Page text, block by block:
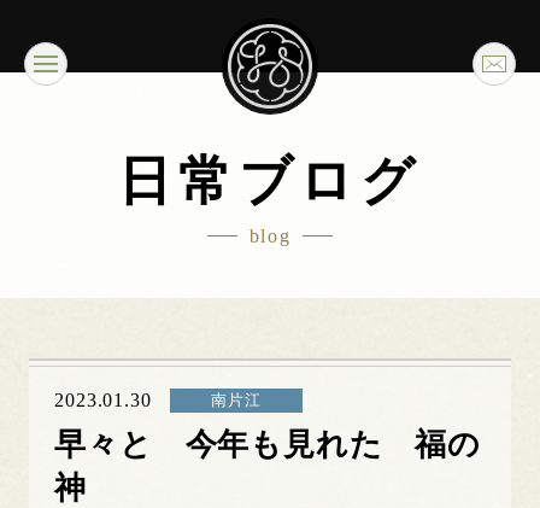
日常ブログ
blog
2023.01.30 南片江
早々と 今年も見れた 福の
神